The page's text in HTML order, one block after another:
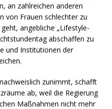
an zahlreichen anderen
von Frauen schlechter zu
angebliche „Lifestyle-
abschaffen zu
und Institutionen der
zunimmt, schafft
ab, weil die Regierung
Maßnahmen nicht mehr